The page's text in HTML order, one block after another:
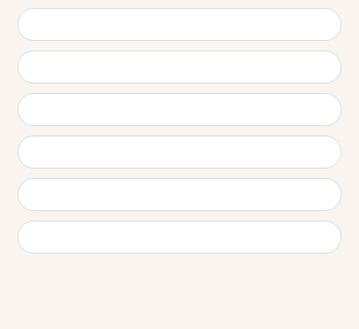
dermatologique, il a montré des
à 28 jours d’utilisation: peau plus
nette, rougeurs atténuées, grain